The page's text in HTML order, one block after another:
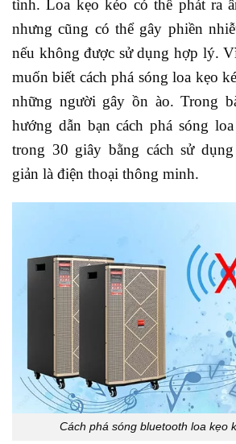
tình. Loa kẹo kéo có thể phát ra
nhưng cũng có thể gây phiền
nếu không được sử dụng hợp lý.
muốn biết cách phá sóng loa kẹo
những người gây ồn ào. Trong
hướng dẫn bạn cách phá sóng
trong 30 giây bằng cách sử
giản là điện thoại thông minh.
Cách phá sóng bluetooth loa kẹo